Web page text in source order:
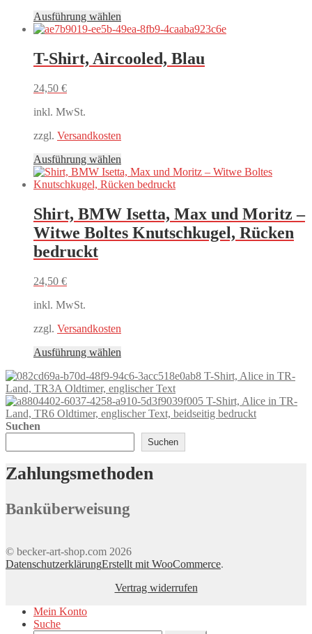
Ausführung wählen
Produkt
mehrere
Varianten
der
gewählt
werden
T-Shirt, Aircooled, Blau
24,50 €
inkl. MwSt.
zzgl. Versandkosten
Ausführung wählen
Produkt
weist
Varianten
auf.
Die
Shirt, BMW Isetta, Max und Moritz –
Witwe Boltes Knutschkugel, Rücken
bedruckt
24,50 €
inkl. MwSt.
zzgl. Versandkosten
Ausführung wählen
weist
mehrere
Varianten
auf.
Optionen
können
auf
der
werden
T-Shirt, Alice in TR-
Land, TR3A Oldtimer, englischer Text
T-Shirt, Alice in TR-
Land, TR6 Oldtimer, englischer Text, beidseitig bedruckt
Suchen
Suchen
Zahlungsmethoden
Banküberweisung
© becker-art-shop.com 2026
DatenschutzerklärungErstellt mit WooCommerce.
Vertrag widerrufen
Mein Konto
Suche